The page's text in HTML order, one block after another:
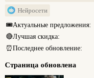
Нейросети
🎟️Актуальные предложения:
🔴Лучшая скидка:
⏰Последнее обновление:
Страница обновлена